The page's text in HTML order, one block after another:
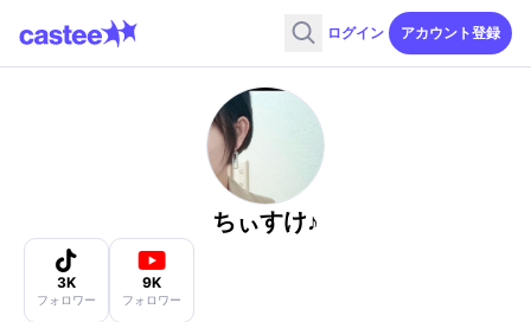
ログイン アカウント登録
ちぃすけ♪
3K
フォロワー
9K
フォロワー